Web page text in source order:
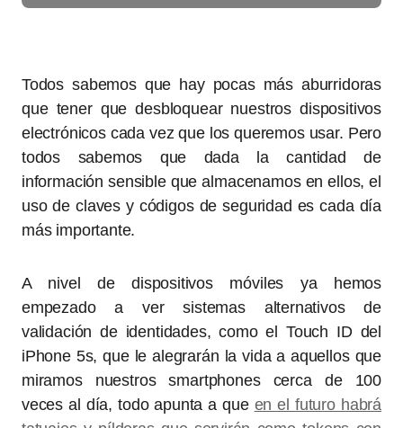
Todos sabemos que hay pocas más aburridoras
que tener que desbloquear nuestros dispositivos
electrónicos cada vez que los queremos usar. Pero
todos sabemos que dada la cantidad de
información sensible que almacenamos en ellos, el
uso de claves y códigos de seguridad es cada día
más importante.
A nivel de dispositivos móviles ya hemos
empezado a ver sistemas alternativos de
validación de identidades, como el Touch ID del
iPhone 5s, que le alegrarán la vida a aquellos que
miramos nuestros smartphones cerca de 100
veces al día, todo apunta a que en el futuro habrá